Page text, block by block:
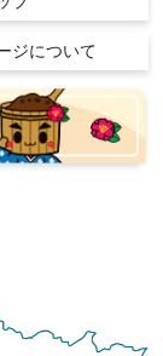
ジについて